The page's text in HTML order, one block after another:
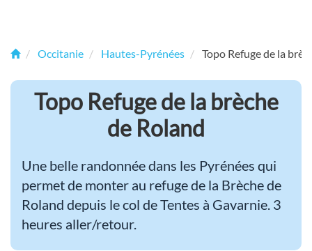
Occitanie Hautes-Pyrénées Topo Refuge de la
Topo Refuge de la brèche
de Roland
Une belle randonnée dans les Pyrénées qui
permet de monter au refuge de la Brèche de
Roland depuis le col de Tentes à Gavarnie. 3
heures aller/retour.